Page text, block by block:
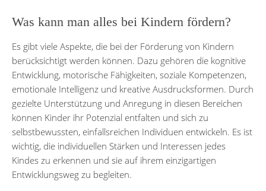
Was kann man alles bei Kindern fördern?
Es gibt viele Aspekte, die bei der Förderung von Kindern
berücksichtigt werden können. Dazu gehören die kognitive
Entwicklung, motorische Fähigkeiten, soziale Kompetenzen,
emotionale Intelligenz und kreative Ausdrucksformen. Durch
gezielte Unterstützung und Anregung in diesen Bereichen
können Kinder ihr Potenzial entfalten und sich zu
selbstbewussten, einfallsreichen Individuen entwickeln. Es ist
wichtig, die individuellen Stärken und Interessen jedes
Kindes zu erkennen und sie auf ihrem einzigartigen
Entwicklungsweg zu begleiten.